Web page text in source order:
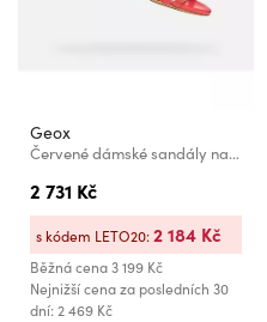
Geox
Červené dámské sandály na podpatku Geox Virnilisa 65 S
2 731 Kč
Běžná cena3 199 Kč
Nejnižší cena za posledních 30
dní: 2 469 Kč
s kódem LETO20:2 184 Kč